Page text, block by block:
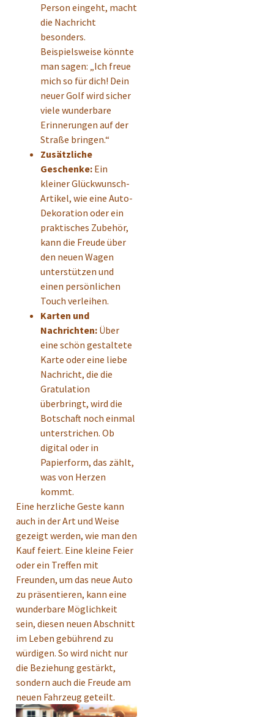
Person eingeht, macht
die Nachricht
besonders.
Beispielsweise könnte
man sagen: „Ich freue
mich so für dich! Dein
neuer Golf wird sicher
viele wunderbare
Erinnerungen auf der
Straße bringen.“
Zusätzliche
Geschenke: Ein
kleiner Glückwunsch-
Artikel, wie eine Auto-
Dekoration oder ein
praktisches Zubehör,
kann die Freude über
den neuen Wagen
unterstützen und
einen persönlichen
Touch verleihen.
Karten und
Nachrichten: Über
eine schön gestaltete
Karte oder eine liebe
Nachricht, die die
Gratulation
überbringt, wird die
Botschaft noch einmal
unterstrichen. Ob
digital oder in
Papierform, das zählt,
was von Herzen
kommt.
Eine herzliche Geste kann
auch in der Art und Weise
gezeigt werden, wie man den
Kauf feiert. Eine kleine Feier
oder ein Treffen mit
Freunden, um das neue Auto
zu präsentieren, kann eine
wunderbare Möglichkeit
sein, diesen neuen Abschnitt
im Leben gebührend zu
würdigen. So wird nicht nur
die Beziehung gestärkt,
sondern auch die Freude am
neuen Fahrzeug geteilt.